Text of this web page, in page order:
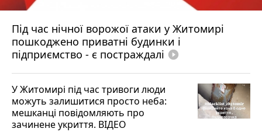
Під час нічної ворожої атаки у Житомирі
пошкоджено приватні будинки і
підприємство - є постраждалі play_circle_filled
У Житомирі під час тривоги люди
можуть залишитися просто неба:
мешканці повідомляють про
зачинене укриття. ВІДЕО